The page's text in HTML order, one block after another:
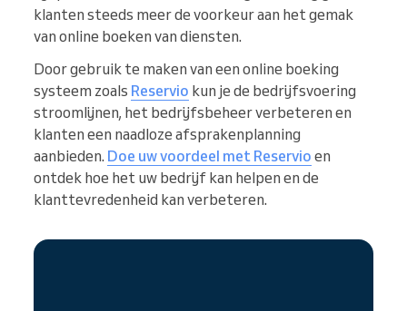
klanten steeds meer de voorkeur aan het gemak
van online boeken van diensten.
Door gebruik te maken van een online boeking
systeem zoals Reservio kun je de bedrijfsvoering
stroomlijnen, het bedrijfsbeheer verbeteren en
klanten een naadloze afsprakenplanning
aanbieden. Doe uw voordeel met Reservio en
ontdek hoe het uw bedrijf kan helpen en de
klanttevredenheid kan verbeteren.